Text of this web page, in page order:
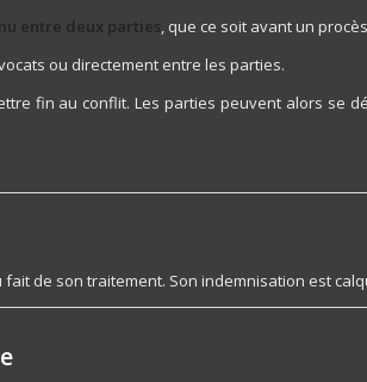
entre deux parties, que ce soit avant un
ou directement entre les parties.
fin au conflit. Les parties peuvent alors se
fait de son traitement. Son indemnisation est